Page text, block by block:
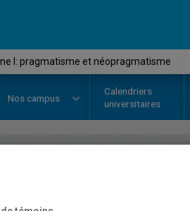
I: pragmatisme et néopragmatisme
Nos campus
Calendriers
universitaires